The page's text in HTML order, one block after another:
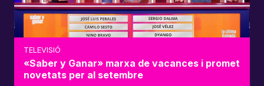
TELEVISIÓ
«Saber y Ganar» marxa de vacances i promet
novetats per al setembre